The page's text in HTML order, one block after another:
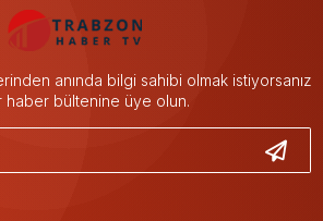
anında bilgi sahibi olmak istiyorsanız
haber bültenine üye olun.